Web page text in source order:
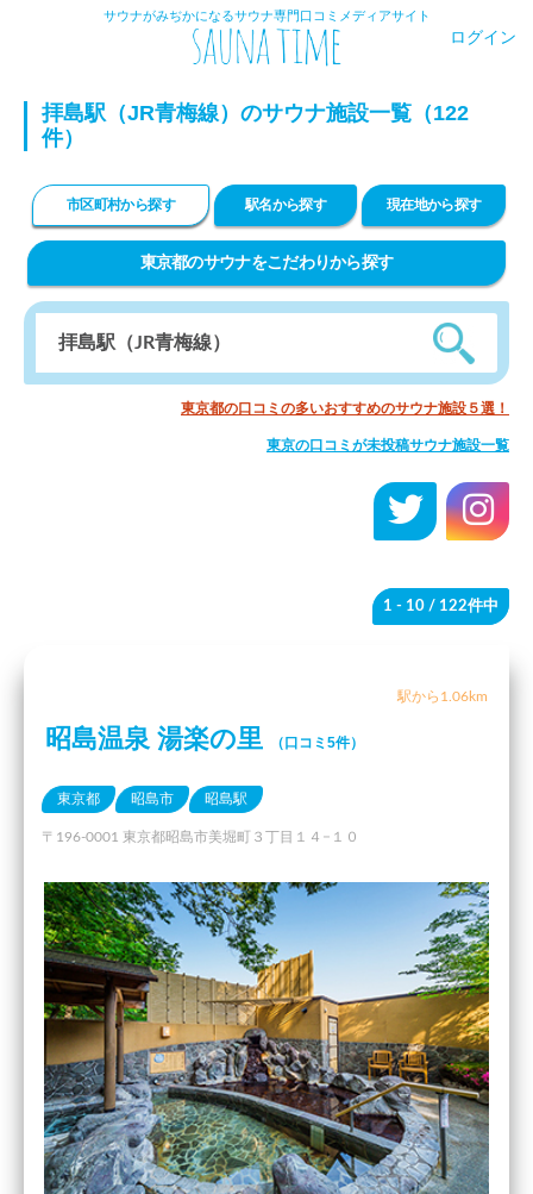
サウナがみぢかになるサウナ専門口コミメディアサイト
ログイン
拝島駅（JR青梅線）のサウナ施設一覧（122
件）
市区町村から探す 駅名から探す 現在地から探す
東京都のサウナをこだわりから探す
東京都の口コミの多いおすすめのサウナ施設５選！
東京の口コミが未投稿サウナ施設一覧
1 - 10 / 122件中
駅から1.06km
昭島温泉 湯楽の里 （口コミ5件）
東京都 昭島市 昭島駅
〒196-0001 東京都昭島市美堀町３丁目１４−１０